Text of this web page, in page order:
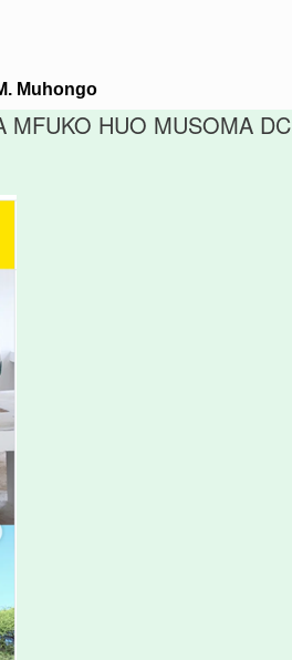
Muhongo
MFUKO HUO MUSOMA DC